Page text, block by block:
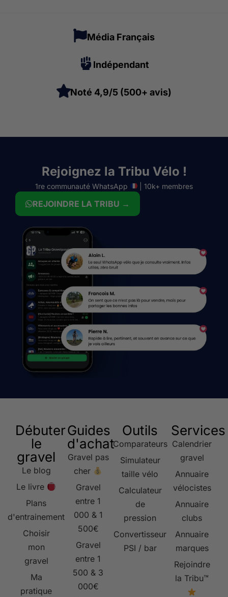
Média Français
Indépendant
Noté 4,9/5 (500+ avis)
Rejoignez la Tribu Vélo !
1re communauté WhatsApp | 10k+ membres
REJOINDRE LA TRIBU →
Débuter
le
gravel
Le blog
Le livre
Plans
d'entrainement
Choisir
mon
gravel
Ma
pratique
Guides
d'achat
Gravel pas
cher
Gravel
entre 1
000 & 1
500€
Gravel
entre 1
500 & 3
000€
Outils
Comparateurs
Simulateur
taille vélo
Calculateur
de
pression
Convertisseur
PSI / bar
Services
Calendrier
gravel
Annuaire
vélocistes
Annuaire
clubs
Annuaire
marques
Rejoindre
la Tribu™